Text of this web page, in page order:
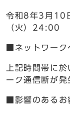
令和8年3月10
（火）24:00
■ネットワーク
上記時間帯に
ーク通信断が発
■影響のあるお